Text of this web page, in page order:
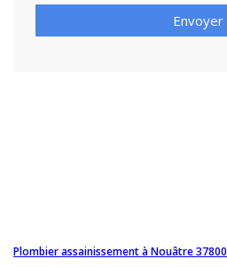
Envoyer
Plombier assainissement à Nouâtre 37800